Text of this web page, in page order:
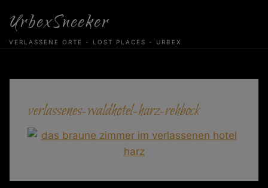
content
UrbexSneeker
VERLASSENE ORTE - LOST PLACES - URBEX
verlassenes-waldhotel-harz-rehbock